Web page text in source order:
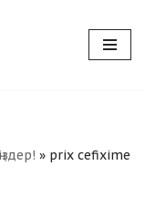
» prix cefixime